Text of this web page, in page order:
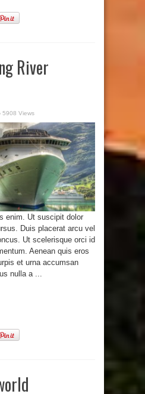
River
5908 Views
enim. Ut suscipit dolor
Duis placerat arcu vel
Ut scelerisque orci id
Aenean quis eros
et urna accumsan
nulla a ...